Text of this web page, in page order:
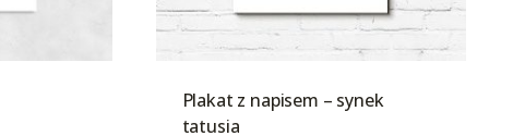
Plakat z napisem – synek
tatusia